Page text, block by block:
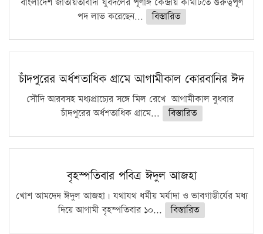
বাংলাদেশ জাতীয়তাবাদী যুবদলের পূর্ণাঙ্গ কেন্দ্রীয় কমিটিতে গুরুত্বপূর্ণ
পদ লাভ করেছেন...
বিস্তারিত
চাঁদপুরের অর্ধশতাধিক গ্রামে আগামীকাল কোরবানির ঈদ
সৌদি আরবসহ মধ্যপ্রাচ্যের সঙ্গে মিল রেখে আগামীকাল বুধবার
চাঁদপুরের অর্ধশতাধিক গ্রামে...
বিস্তারিত
বৃহস্পতিবার পবিত্র ঈদুল আজহা
খোশ আমদেদ ঈদুল আজহা। যথাযথ ধর্মীয় মর্যাদা ও ভাবগাম্ভীর্যের মধ্য
দিয়ে আগামী বৃহস্পতিবার ১০...
বিস্তারিত